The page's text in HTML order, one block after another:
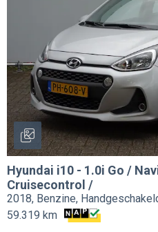
Hyundai i10 - 1.0i Go /
Cruisecontrol /
2018, Benzine,
59.319 km